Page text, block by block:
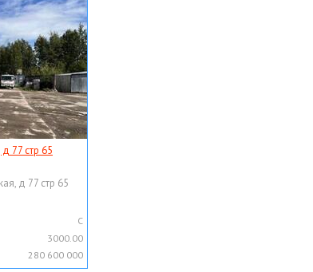
77 стр 65
д 77 стр 65
C
3000.00
280 600 000